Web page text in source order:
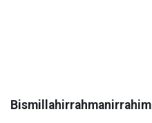
Bismillahirrahmanirrahim